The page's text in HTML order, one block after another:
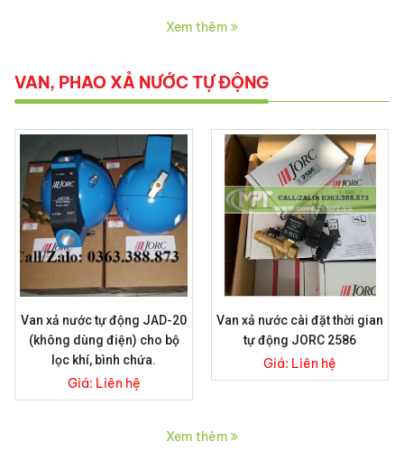
Xem thêm
VAN, PHAO XẢ NƯỚC TỰ ĐỘNG
Van xả nước tự động JAD-20
(không dùng điện) cho bộ
lọc khí, bình chứa.
Giá: Liên hệ
Van xả nước cài đặt thời gian
tự động JORC 2586
Giá: Liên hệ
Xem thêm